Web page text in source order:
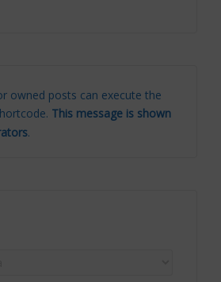
owned posts can execute the
This message is shown
.